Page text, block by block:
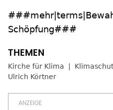
Schöpfung###
Kirche für Klima
Ulrich Körtner